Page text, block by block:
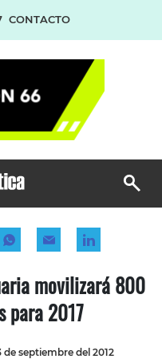
CONTACTO
movilizará 800
para 2017
de septiembre del 2012